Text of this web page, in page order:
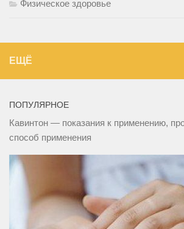
Физическое здоровье
ЕЩЁ
ПОПУЛЯРНОЕ
Кавинтон — показания к применению,
способ применения